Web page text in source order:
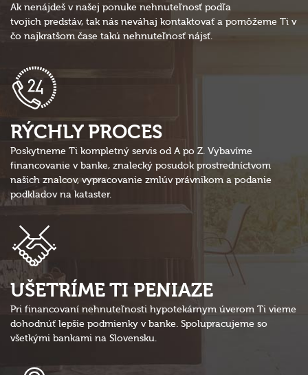
Ak nenájdeš v našej ponuke nehnuteľnosť podľa
tvojich predstáv, tak nás neváhaj kontaktovať a pomôžeme Ti v
čo najkratšom čase takú nehnuteľnosť nájsť.
RÝCHLY PROCES
Poskytneme Ti kompletný servis od A po Z. Vybavíme
financovanie v banke, znalecký posudok prostredníctvom
našich znalcov, vypracovanie zmlúv právnikom a podanie
podkladov na kataster.
UŠETRÍME TI PENIAZE
Pri financovaní nehnuteľnosti hypotekárnym úverom Ti vieme
dohodnúť lepšie podmienky v banke. Spolupracujeme so
všetkými bankami na Slovensku.